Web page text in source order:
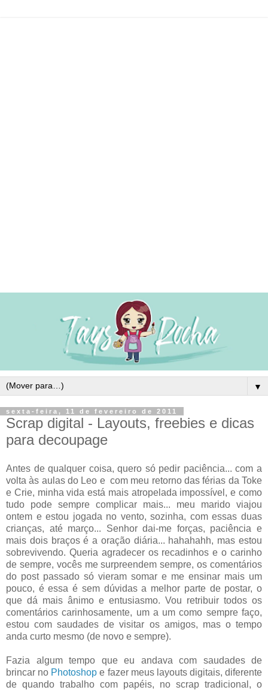
▼
sexta-feira, 11 de fevereiro de 2011
Scrap digital - Layouts, freebies e dicas
para decoupage
Antes de qualquer coisa, quero só pedir paciência... com a
volta às aulas do Leo e com meu retorno das férias da Toke
e Crie, minha vida está mais atropelada impossível, e como
tudo pode sempre complicar mais... meu marido viajou
ontem e estou jogada no vento, sozinha, com essas duas
crianças, até março... Senhor dai-me forças, paciência e
mais dois braços é a oração diária... hahahahh, mas estou
sobrevivendo. Queria agradecer os recadinhos e o carinho
de sempre, vocês me surpreendem sempre, os comentários
do post passado só vieram somar e me ensinar mais um
pouco, é essa é sem dúvidas a melhor parte de postar, o
que dá mais ânimo e entusiasmo. Vou retribuir todos os
comentários carinhosamente, um a um como sempre faço,
estou com saudades de visitar os amigos, mas o tempo
anda curto mesmo (de novo e sempre).
Fazia algum tempo que eu andava com saudades de
brincar no Photoshop e fazer meus layouts digitais, diferente
de quando trabalho com papéis, no scrap tradicional, o